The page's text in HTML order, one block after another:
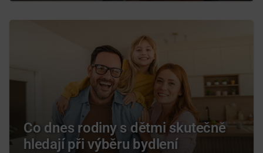
Co dnes rodiny s dětmi skutečně
hledají při výběru bydlení